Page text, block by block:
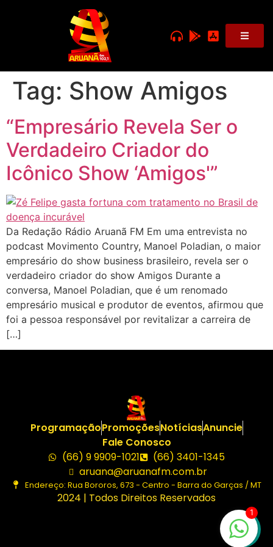
Tag: Show Amigos
“Empresário Revela Ser o
Verdadeiro Criador do
Icônico Show ‘Amigos'”
Da Redação Rádio Aruanã FM Em uma entrevista no
podcast Movimento Country, Manoel Poladian, o maior
empresário do show business brasileiro, revela ser o
verdadeiro criador do show Amigos Durante a
conversa, Manoel Poladian, que é um renomado
empresário musical e produtor de eventos, afirmou que
foi a pessoa responsável por revitalizar a carreira de
[…]
ProgramaçãoPromoçõesNotíciasAnuncie
Fale Conosco
(66) 9 9909-1021
(66) 3401-1345
aruana@aruanafm.com.br
Endereço: Rua Bororos, 673 - Centro - Barra do Garças / MT
2024 | Todos Direitos Reservados
1